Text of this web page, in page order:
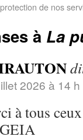
de nos
à La
2026 à 14
à tous